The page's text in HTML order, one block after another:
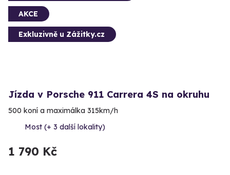
AKCE
Exkluzivně u Zážitky.cz
Jízda v Porsche 911 Carrera 4S na okruhu
500 koní a maximálka 315km/h
Most (+ 3 další lokality)
1 790 Kč